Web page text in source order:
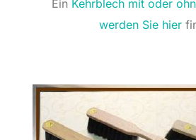
Ein Kehrblech mit oder
werden Sie hier